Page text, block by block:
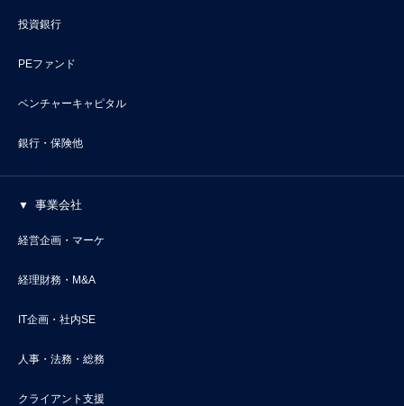
投資銀行
PEファンド
ベンチャーキャピタル
銀行・保険他
事業会社
経営企画・マーケ
経理財務・M&A
IT企画・社内SE
人事・法務・総務
クライアント支援